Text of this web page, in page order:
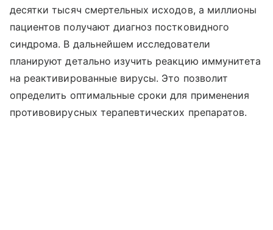
десятки тысяч смертельных исходов, а миллионы
пациентов получают диагноз постковидного
синдрома. В дальнейшем исследователи
планируют детально изучить реакцию иммунитета
на реактивированные вирусы. Это позволит
определить оптимальные сроки для применения
противовирусных терапевтических препаратов.